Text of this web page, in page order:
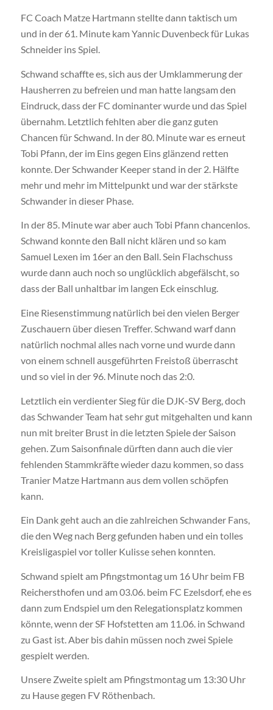
FC Coach Matze Hartmann stellte dann taktisch um
und in der 61. Minute kam Yannic Duvenbeck für Lukas
Schneider ins Spiel.
Schwand schaffte es, sich aus der Umklammerung der
Hausherren zu befreien und man hatte langsam den
Eindruck, dass der FC dominanter wurde und das Spiel
übernahm. Letztlich fehlten aber die ganz guten
Chancen für Schwand. In der 80. Minute war es erneut
Tobi Pfann, der im Eins gegen Eins glänzend retten
konnte. Der Schwander Keeper stand in der 2. Hälfte
mehr und mehr im Mittelpunkt und war der stärkste
Schwander in dieser Phase.
In der 85. Minute war aber auch Tobi Pfann chancenlos.
Schwand konnte den Ball nicht klären und so kam
Samuel Lexen im 16er an den Ball. Sein Flachschuss
wurde dann auch noch so unglücklich abgefälscht, so
dass der Ball unhaltbar im langen Eck einschlug.
Eine Riesenstimmung natürlich bei den vielen Berger
Zuschauern über diesen Treffer. Schwand warf dann
natürlich nochmal alles nach vorne und wurde dann
von einem schnell ausgeführten Freistoß überrascht
und so viel in der 96. Minute noch das 2:0.
Letztlich ein verdienter Sieg für die DJK-SV Berg, doch
das Schwander Team hat sehr gut mitgehalten und kann
nun mit breiter Brust in die letzten Spiele der Saison
gehen. Zum Saisonfinale dürften dann auch die vier
fehlenden Stammkräfte wieder dazu kommen, so dass
Tranier Matze Hartmann aus dem vollen schöpfen
kann.
Ein Dank geht auch an die zahlreichen Schwander Fans,
die den Weg nach Berg gefunden haben und ein tolles
Kreisligaspiel vor toller Kulisse sehen konnten.
Schwand spielt am Pfingstmontag um 16 Uhr beim FB
Reichersthofen und am 03.06. beim FC Ezelsdorf, ehe es
dann zum Endspiel um den Relegationsplatz kommen
könnte, wenn der SF Hofstetten am 11.06. in Schwand
zu Gast ist. Aber bis dahin müssen noch zwei Spiele
gespielt werden.
Unsere Zweite spielt am Pfingstmontag um 13:30 Uhr
zu Hause gegen FV Röthenbach.